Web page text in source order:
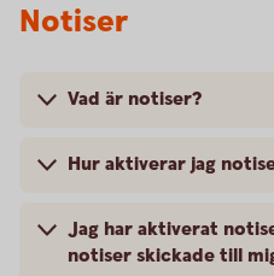
Notiser
Vad är notiser?
Hur aktiverar jag
Jag har aktiverat
notiser skickade till